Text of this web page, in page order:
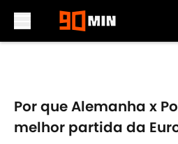
Por que Alemanha x
melhor partida da